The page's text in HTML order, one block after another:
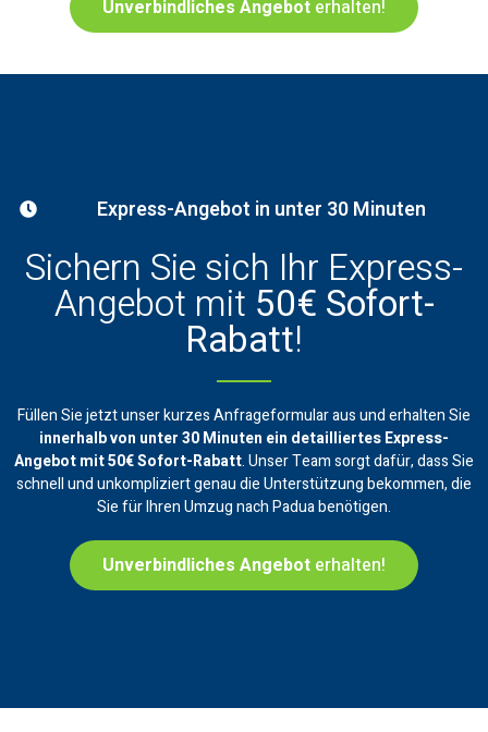
Unverbindliches Angebot erhalten!
Express-Angebot in unter 30 Minuten
Sichern Sie sich Ihr Express-
Angebot mit 50€ Sofort-
Rabatt!
Füllen Sie jetzt unser kurzes Anfrageformular aus und erhalten Sie
innerhalb von unter 30 Minuten ein detailliertes Express-
Angebot mit 50€ Sofort-Rabatt. Unser Team sorgt dafür, dass Sie
schnell und unkompliziert genau die Unterstützung bekommen, die
Sie für Ihren Umzug nach Padua benötigen.
Unverbindliches Angebot erhalten!